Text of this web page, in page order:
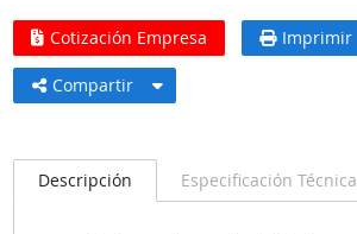
Cotización Empresa Imprimir
Compartir
Descripción Especificación Técnica